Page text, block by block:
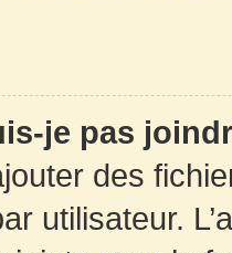
je pas
des
utilisateur.